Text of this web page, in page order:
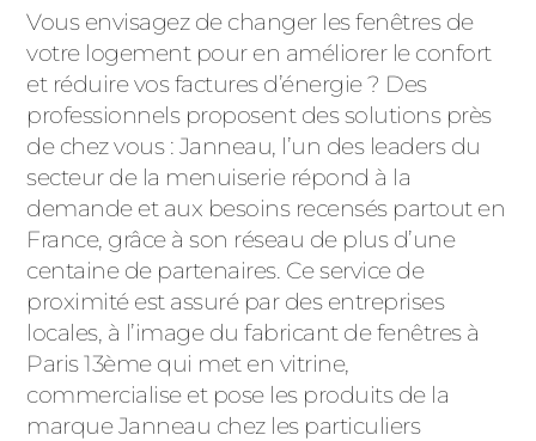
Vous envisagez de changer les fenêtres de
votre logement pour en améliorer le confort
et réduire vos factures d’énergie ? Des
professionnels proposent des solutions près
de chez vous : Janneau, l’un des leaders du
secteur de la menuiserie répond à la
demande et aux besoins recensés partout en
France, grâce à son réseau de plus d’une
centaine de partenaires. Ce service de
proximité est assuré par des entreprises
locales, à l’image du fabricant de fenêtres à
Paris 13ème qui met en vitrine,
commercialise et pose les produits de la
marque Janneau chez les particuliers
ALUMINIUM
ACIER